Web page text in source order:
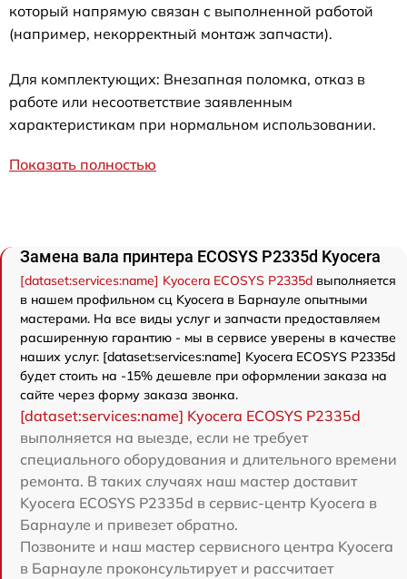
который напрямую связан с выполненной работой
(например, некорректный монтаж запчасти).
Для комплектующих: Внезапная поломка, отказ в
работе или несоответствие заявленным
характеристикам при нормальном использовании.
Показать полностью
Замена вала принтера ECOSYS P2335d Kyocera
[dataset:services:name] Kyocera ECOSYS P2335d выполняется
в нашем профильном сц Kyocera в Барнауле опытными
мастерами. На все виды услуг и запчасти предоставляем
расширенную гарантию - мы в сервисе уверены в качестве
наших услуг. [dataset:services:name] Kyocera ECOSYS P2335d
будет стоить на -15% дешевле при оформлении заказа на
сайте через форму заказа звонка.
[dataset:services:name] Kyocera ECOSYS P2335d
выполняется на выезде, если не требует
специального оборудования и длительного времени
ремонта. В таких случаях наш мастер доставит
Kyocera ECOSYS P2335d в сервис-центр Kyocera в
Барнауле и привезет обратно.
Позвоните и наш мастер сервисного центра Kyocera
в Барнауле проконсультирует и рассчитает